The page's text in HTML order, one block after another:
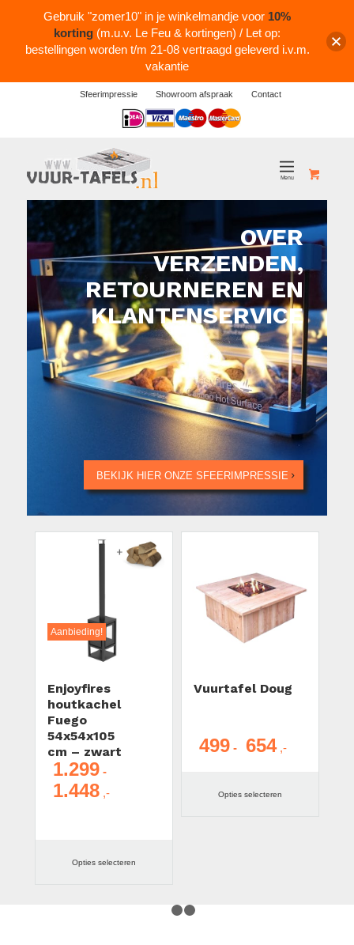
Sfeerimpressie Showroom afspraak Contact
Logos
OVER
VERZENDEN,
RETOURNEREN EN
KLANTENSERVICE
BEKIJK HIER ONZE SFEERIMPRESSIE
Enjoyfires
houtkachel
Fuego
54x54x105
cm – zwart
1.299 -
1.448Prijsklasse:
Aanbieding!
Opties selecteren
Vuurtafel Doug
499 - 654Prijsklasse:
€ 654
Opties selecteren
Gebruik "zomer10" in je winkelmandje voor 10%
korting (m.u.v. Le Feu & kortingen) / Let op:
bestellingen worden t/m 21-08 vertraagd geleverd i.v.m.
vakantie